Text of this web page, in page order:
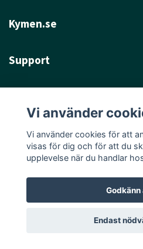
Kymen.se
Support
Sociala medier
© 2026
Vi använder
Vi använder cookies för att
visas för dig och för att du
upplevelse när du handlar
Godkänn
Endast